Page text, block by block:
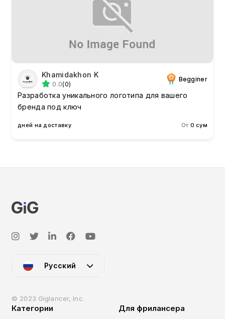
Khamidakhon K
0.0(0)
Begginer
Разработка уникального логотипа для вашего
бренда под ключ
дней на доставку От 0 сум
Русский
© 2023 Giglancer, Inc.
Категории
Для фрилансера